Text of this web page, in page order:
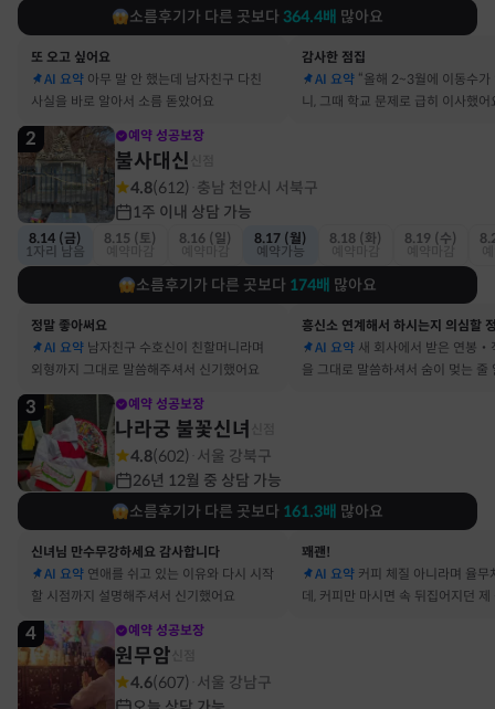
소름후기가 다른 곳보다 364.4배 많아요
또 오고 싶어요
AI 요약 아무 말 안 했는데 남자친구 다친
사실을 바로 알아서 소름 돋았어요
감사한 점집
AI 요약 “올해 2~3월에 이동수가
니, 그때 학교 문제로 급히 이사했어
2 예약 성공보장
불사대신
4.8(612) 충남 천안시 서북구
1주 이내 상담 가능
8.14 (금)
1자리 남음
8.15 (토)
8.16 (일)
8.17 (월)
예약가능
8.18 (화)
8.19 (수)
소름후기가 다른 곳보다 174배 많아요
정말 좋아써요
AI 요약 남자친구 수호신이 친할머니라며
외형까지 그대로 말씀해주셔서 신기했어요
AI 요약 새 회사에서 받은 연봉‧
을 그대로 말씀하셔서 숨이 멎는 줄
3 예약 성공보장
나라궁 불꽃신녀
4.8(602) 서울 강북구
26년 12월 중 상담 가능
소름후기가 다른 곳보다 161.3배 많아요
신녀님 만수무강하세요 감사합니다
AI 요약 연애를 쉬고 있는 이유와 다시 시작
할 시점까지 설명해주셔서 신기했어요
꽤괜!
AI 요약 커피 체질 아니라며 율무
데, 커피만 마시면 속 뒤집어지던 제
4 예약 성공보장
원무암
4.6(607) 서울 강남구